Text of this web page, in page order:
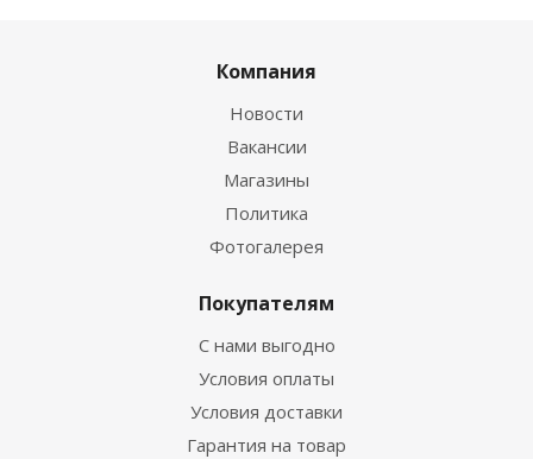
Компания
Новости
Вакансии
Магазины
Политика
Фотогалерея
Покупателям
С нами выгодно
Условия оплаты
Условия доставки
Гарантия на товар